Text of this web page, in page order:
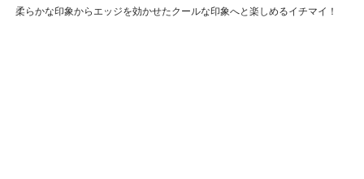
柔らかな印象からエッジを効かせたクールな印象へと楽しめるイチマイ！